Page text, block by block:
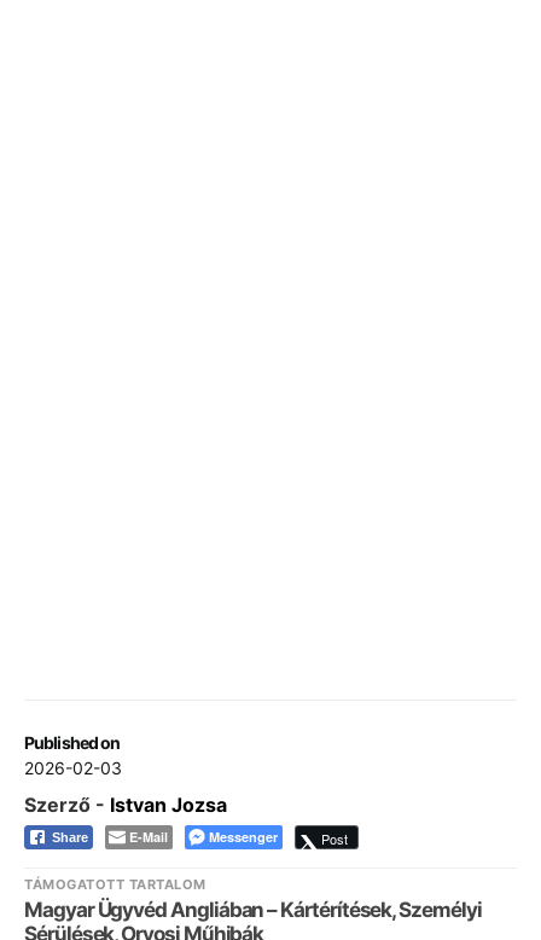
Published on
2026-02-03
Szerző - Istvan Jozsa
Share E-Mail Messenger Post
TÁMOGATOTT TARTALOM
Magyar Ügyvéd Angliában – Kártérítések, Személyi
Sérülések, Orvosi Műhibák